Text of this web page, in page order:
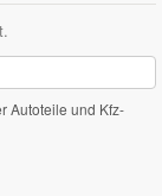
Autoteile und Kfz-